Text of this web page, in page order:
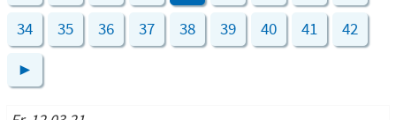
34 35 36 37 38 39 40 41 42
►